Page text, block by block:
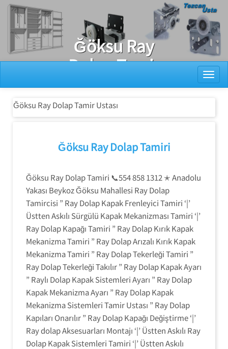
Ray Dolap Tamiri
Ğöksu Ray
Dolap Tamir
Ustası
Ğöksu Ray Dolap Tamir Ustası
Ğöksu Ray Dolap Tamiri
Ğöksu Ray Dolap Tamiri 📞554 858 1312 ✭ Anadolu
Yakası Beykoz Ğöksu Mahallesi Ray Dolap
Tamircisi ” Ray Dolap Kapak Frenleyici Tamiri ‘|’
Üstten Askılı Sürgülü Kapak Mekanizması Tamiri ‘|’
Ray Dolap Kapağı Tamiri ” Ray Dolap Kırık Kapak
Mekanizma Tamiri ” Ray Dolap Arızalı Kırık Kapak
Mekanizma Tamiri ” Ray Dolap Tekerleği Tamiri ”
Ray Dolap Tekerleği Takılır ” Ray Dolap Kapak Ayarı
” Raylı Dolap Kapak Sistemleri Ayarı ” Ray Dolap
Kapak Mekanizma Ayarı ” Ray Dolap Kapak
Mekanizma Sistemleri Tamir Ustası ” Ray Dolap
Kapıları Onarılır ” Ray Dolap Kapağı Değiştirme ‘|’
Ray dolap Aksesuarları Montajı ‘|’ Üstten Askılı Ray
Dolap Kapak Sistemleri Tamiri ‘|’ Üstten Askılı